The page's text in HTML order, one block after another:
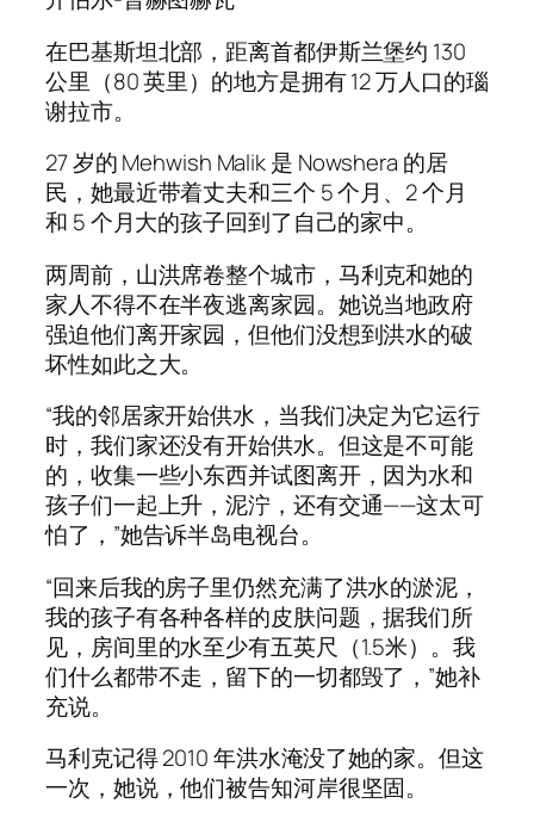
在巴基斯坦北部，距离首都伊斯兰堡约 130
公里（80 英里）的地方是拥有 12 万人口的瑙
谢拉市。
27 岁的 Mehwish Malik 是 Nowshera 的居
民，她最近带着丈夫和三个 5 个月、2 个月
和 5 个月大的孩子回到了自己的家中。
两周前，山洪席卷整个城市，马利克和她的
家人不得不在半夜逃离家园。她说当地政府
强迫他们离开家园，但他们没想到洪水的破
坏性如此之大。
“我的邻居家开始供水，当我们决定为它运行
时，我们家还没有开始供水。但这是不可能
的，收集一些小东西并试图离开，因为水和
孩子们一起上升，泥泞，还有交通——这太可
怕了，”她告诉半岛电视台。
“回来后我的房子里仍然充满了洪水的淤泥，
我的孩子有各种各样的皮肤问题，据我们所
见，房间里的水至少有五英尺（1.5米）。我
们什么都带不走，留下的一切都毁了，”她补
充说。
马利克记得 2010 年洪水淹没了她的家。但这
一次，她说，他们被告知河岸很坚固。